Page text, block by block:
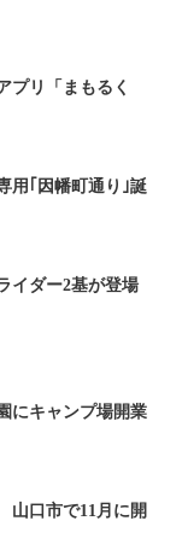
リ「まもるく
用｢因幡町通り｣誕
イダー2基が登場
にキャンプ場開業
山口市で11月に開